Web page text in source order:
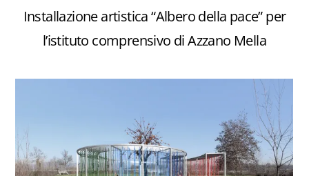
Installazione artistica “Albero della pace” per
l’istituto comprensivo di Azzano Mella